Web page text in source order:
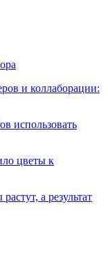
и коллаборации:
использовать
цветы к
а результат